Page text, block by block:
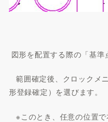
図形を配置する際の「基準
範囲確定後、クロックメ
形登録確定）を選びます。
※このとき、任意の位置